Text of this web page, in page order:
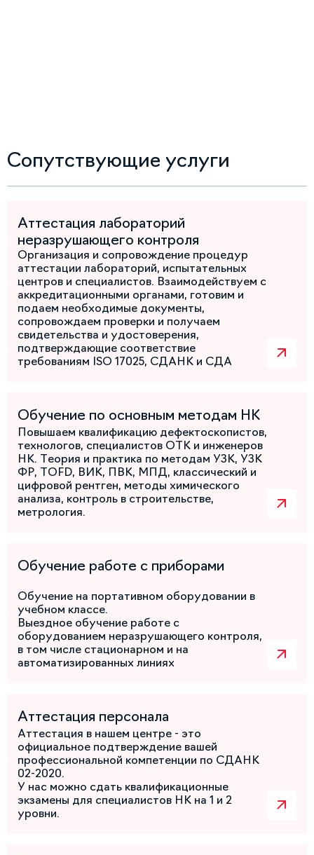
Сопутствующие услуги
Аттестация лабораторий
неразрушающего контроля
Организация и сопровождение процедур
аттестации лабораторий, испытательных
центров и специалистов. Взаимодействуем с
аккредитационными органами, готовим и
подаем необходимые документы,
сопровождаем проверки и получаем
свидетельства и удостоверения,
подтверждающие соответствие
требованиям ISO 17025, СДАНК и СДА
Обучение по основным методам НК
Повышаем квалификацию дефектоскопистов,
технологов, специалистов ОТК и инженеров
НК. Теория и практика по методам УЗК, УЗК
ФР, TOFD, ВИК, ПВК, МПД, классический и
цифровой рентген, методы химического
анализа, контроль в строительстве,
метрология.
Обучение работе с приборами
Обучение на портативном оборудовании в
учебном классе.
Выездное обучение работе с
оборудованием неразрушающего контроля,
в том числе стационарном и на
автоматизированных линиях
Аттестация персонала
Аттестация в нашем центре - это
официальное подтверждение вашей
профессиональной компетенции по СДАНК
02-2020.
У нас можно сдать квалификационные
экзамены для специалистов НК на 1 и 2
уровни.